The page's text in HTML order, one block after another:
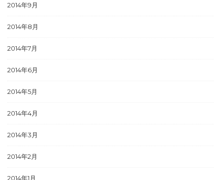
2014年9月
2014年8月
2014年7月
2014年6月
2014年5月
2014年4月
2014年3月
2014年2月
2014年1月